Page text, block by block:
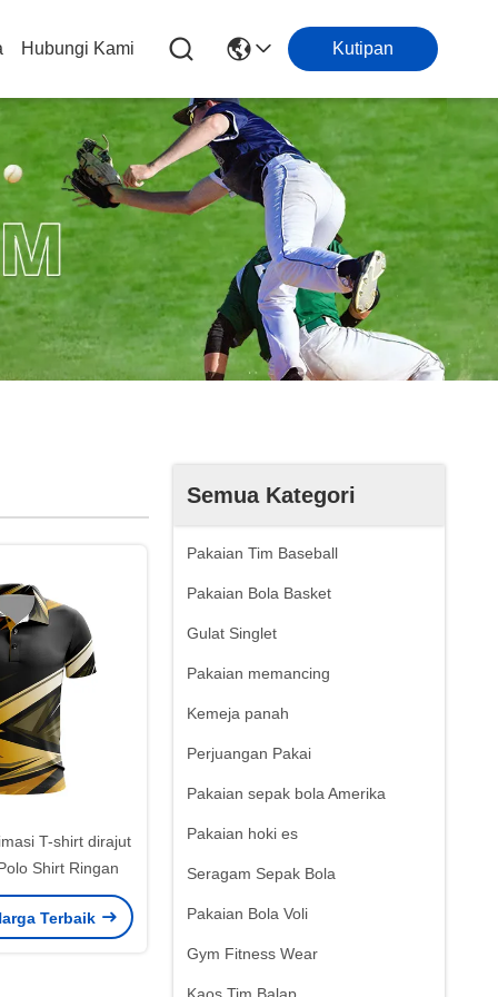
Hubungi Kami Kutipan
Semua Kategori
Pakaian Tim Baseball
Pakaian Bola Basket
Gulat Singlet
Pakaian memancing
Kemeja panah
Perjuangan Pakai
Pakaian sepak bola Amerika
Pakaian hoki es
Seragam Sepak Bola
Pakaian Bola Voli
Gym Fitness Wear
T-shirt dirajut
Shirt Ringan
Terbaik